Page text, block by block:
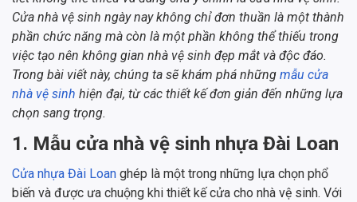
Cửa nhà vệ sinh ngày nay không chỉ đơn thuần là một thành
phần chức năng mà còn là một phần không thể thiếu trong
việc tạo nên không gian nhà vệ sinh đẹp mắt và độc đáo.
Trong bài viết này, chúng ta sẽ khám phá những mẫu cửa
nhà vệ sinh hiện đại, từ các thiết kế đơn giản đến những lựa
chọn sang trọng.
1. Mẫu cửa nhà vệ sinh nhựa Đài Loan
Cửa nhựa Đài Loan ghép là một trong những lựa chọn phổ
biến và được ưa chuộng khi thiết kế cửa cho nhà vệ sinh. Với